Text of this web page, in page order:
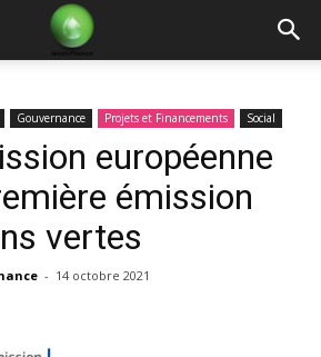
Gouvernance Projets et Financements Social
européenne
émission
vertes
- 14 octobre 2021